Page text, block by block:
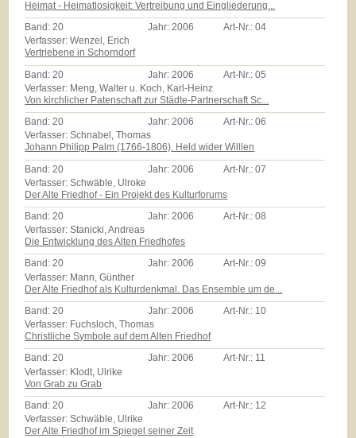
Heimat - Heimatlosigkeit: Vertreibung und Eingliederung...
Band:20 Jahr:2006 Art-Nr.:04
Verfasser: Wenzel, Erich
Vertriebene in Schorndorf
Band: 20 Jahr: 2006 Art-Nr.:05
Verfasser: Meng, Walter u. Koch, Karl-Heinz
Von kirchlicher Patenschaft zur Städte-Partnerschaft Sc...
Band:20 Jahr:2006 Art-Nr.:06
Verfasser: Schnabel, Thomas
Johann Philipp Palm (1766-1806). Held wider Willlen
Band: 20 Jahr: 2006 Art-Nr.:07
Verfasser: Schwäble, Ulroke
Der Alte Friedhof - Ein Projekt des Kulturforums
Band:20 Jahr:2006 Art-Nr.:08
Verfasser: Stanicki, Andreas
Die Entwicklung des Alten Friedhofes
Band:20 Jahr:2006 Art-Nr.:09
Verfasser: Mann, Günther
Der Alte Friedhof als Kulturdenkmal. Das Ensemble um de...
Band:20 Jahr:2006 Art-Nr.: 10
Verfasser: Fuchsloch, Thomas
Christliche Symbole auf dem Alten Friedhof
Band:20 Jahr:2006 Art-Nr.: 11
Verfasser: Klodt, Ulrike
Von Grab zu Grab
Band: 20 Jahr: 2006 Art-Nr.: 12
Verfasser: Schwäble, Ulrike
Der Alte Friedhof im Spiegel seiner Zeit